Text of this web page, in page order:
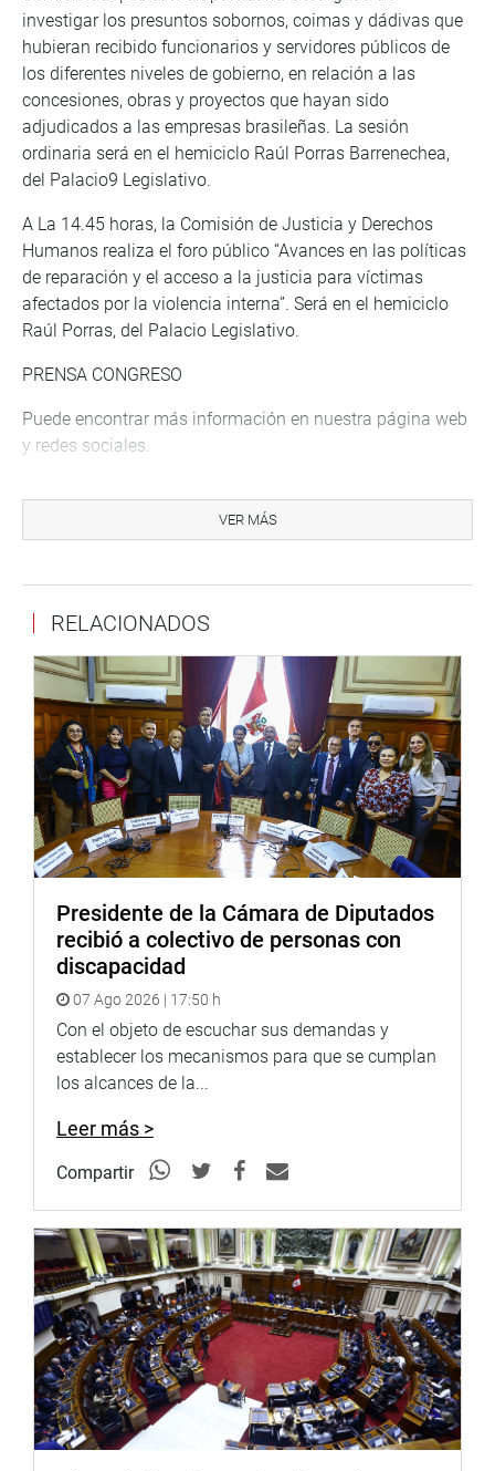
investigar los presuntos sobornos, coimas y dádivas que
hubieran recibido funcionarios y servidores públicos de
los diferentes niveles de gobierno, en relación a las
concesiones, obras y proyectos que hayan sido
adjudicados a las empresas brasileñas. La sesión
ordinaria será en el hemiciclo Raúl Porras Barrenechea,
del Palacio9 Legislativo.
A La 14.45 horas, la Comisión de Justicia y Derechos
Humanos realiza el foro público “Avances en las políticas
de reparación y el acceso a la justicia para víctimas
afectados por la violencia interna”. Será en el hemiciclo
Raúl Porras, del Palacio Legislativo.
PRENSA CONGRESO
Puede encontrar más información en nuestra página web
y redes sociales.
Facebook:https://www.facebook.com/congresoperu
Youtube:http://www.youtube.com/congresoperu
Soundcloud:https://soundcloud.com/radiocongreso
VER MÁS
RELACIONADOS
Presidente de la Cámara de Diputados
recibió a colectivo de personas con
discapacidad
07 Ago 2026 | 17:50 h
Con el objeto de escuchar sus demandas y
establecer los mecanismos para que se cumplan
los alcances de la...
Leer más >
Compartir